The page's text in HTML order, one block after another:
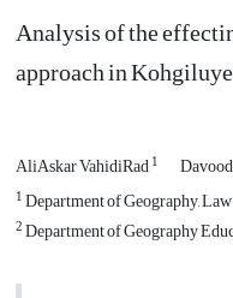
Analysis of the
approach in
AliAskar VahidiRad1
1Department of Geography,
2Department of Geography